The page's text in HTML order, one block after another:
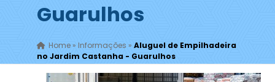
Guarulhos
Home» Informações » Aluguel de Empilhadeira
no Jardim Castanha - Guarulhos